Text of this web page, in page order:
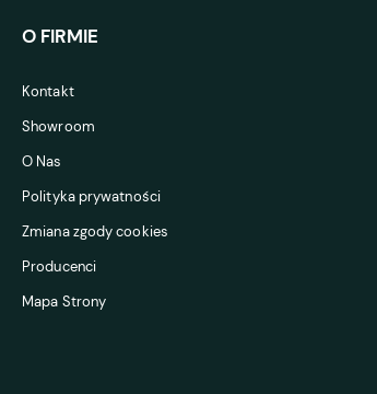
O FIRMIE
Kontakt
Showroom
O Nas
Polityka prywatności
Zmiana zgody cookies
Producenci
Mapa Strony